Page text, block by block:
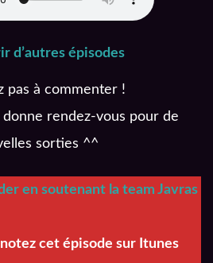
d’autres épisodes
pas à commenter !
donne rendez-vous pour de
sorties ^^
en soutenant la team Javras
cet épisode sur Itunes